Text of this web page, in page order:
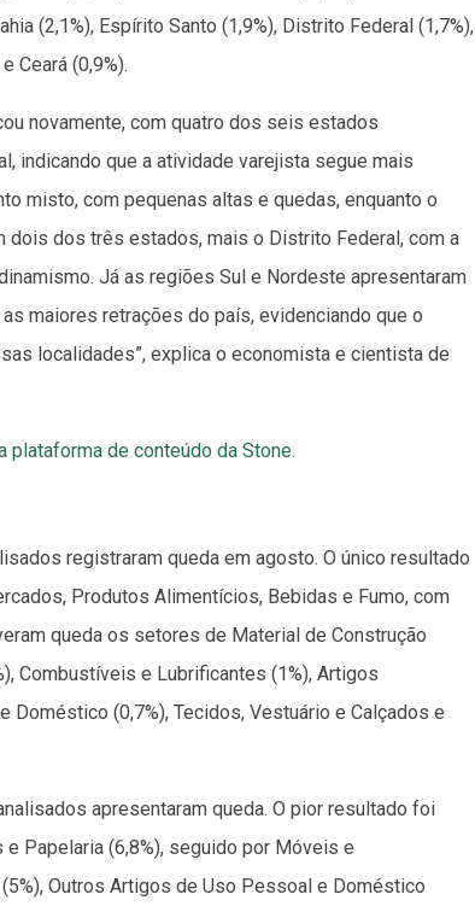
(2,1%), Espírito Santo (1,9%), Distrito Federal (1,7%),
Ceará (0,9%).
novamente, com quatro dos seis estados
indicando que a atividade varejista segue mais
misto, com pequenas altas e quedas, enquanto o
dos três estados, mais o Distrito Federal, com a
Já as regiões Sul e Nordeste apresentaram
maiores retrações do país, evidenciando que o
localidades”, explica o economista e cientista de
plataforma de conteúdo da Stone.
registraram queda em agosto. O único resultado
Produtos Alimentícios, Bebidas e Fumo, com
queda os setores de Material de Construção
Combustíveis e Lubrificantes (1%), Artigos
(0,7%), Tecidos, Vestuário e Calçados e
apresentaram queda. O pior resultado foi
Papelaria (6,8%), seguido por Móveis e
Outros Artigos de Uso Pessoal e Doméstico